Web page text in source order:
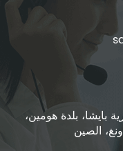
بايشا، بلدة هومين،
الصين